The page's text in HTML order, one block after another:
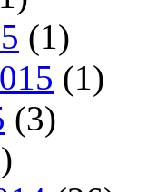
(1)
(1)
(3)